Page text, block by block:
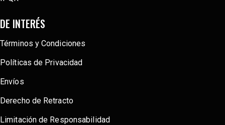
DE INTERÉS
Términos y Condiciones
Políticas de Privacidad
Envíos
Derecho de Retracto
Limitación de Responsabilidad